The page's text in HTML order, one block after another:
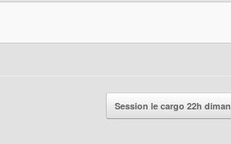
Session le cargo 22h